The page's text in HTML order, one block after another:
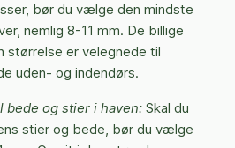
bør du vælge den mindste
nemlig 8-11 mm. De billige
størrelse er velegnede til
uden- og indendørs.
og stier i haven: Skal du
stier og bede, bør du vælge